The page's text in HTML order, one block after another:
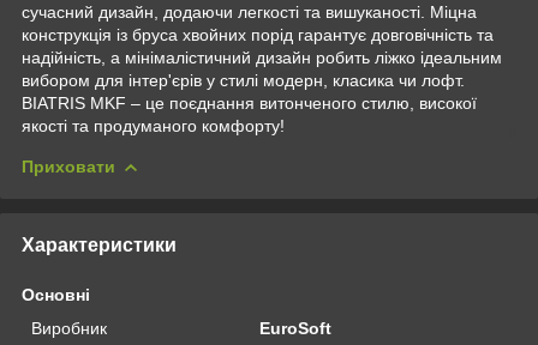
сучасний дизайн, додаючи легкості та вишуканості. Міцна
конструкція із бруса хвойних порід гарантує довговічність та
надійність, а мінімалістичний дизайн робить ліжко ідеальним
вибором для інтер'єрів у стилі модерн, класика чи лофт.
BIATRIS MKF – це поєднання витонченого стилю, високої
якості та продуманого комфорту!
Приховати
Характеристики
Основні
Виробник
EuroSoft